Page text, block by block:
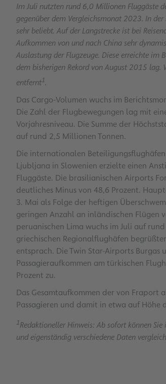
Im Juli nutzten rund 6,0 Millionen Fluggäste
gegenüber dem Vergleichsmonat 2023. In
sehr beliebt. Auf der Langstrecke ist bei
Aufkommen von und nach China sehr
Auslastung der Flugzeuge. Diese erreichte
dem bisherigen Rekord von August 2015
entfernt1.
Das Cargo-Volumen wuchs im
Die Zahl der Flugbewegungen lag mit
Vorjahresniveau. Die Summe der
auf rund 2,5 Millionen Tonnen.
Die internationalen
Ljubljana in Slowenien erzielte einen
Fluggäste. Die brasilianischen Airports
deutliches Minus von 48,6 Prozent.
3. Mai als Folge der heftigen
geringen Anzahl an inländischen
peruanischen Lima wuchs im Juli auf
griechischen Regionalflughäfen
entsprach. Die Twin Star-Airports Burgas
Passagieraufkommen am türkischen
Prozent zu.
Das Gesamtaufkommen der von
Passagieren und damit in etwa auf Höhe
1Redaktioneller Hinweis: Ab sofort können
und eigenständig verschiedene Daten